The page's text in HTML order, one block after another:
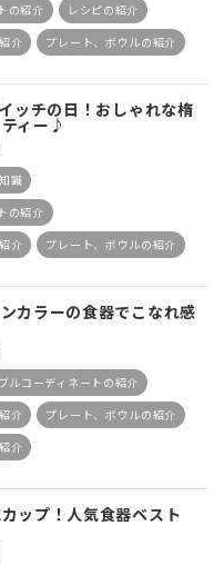
の紹介
レシピの紹介
介
プレート、ボウルの紹介
ッチの日！おしゃれな楕
ィー♪
識
の紹介
介
プレート、ボウルの紹介
カラーの食器でこなれ感
ルコーディネートの紹介
介
プレート、ボウルの紹介
介
ップ！人気食器ベスト